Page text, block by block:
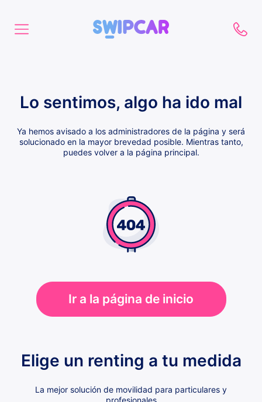
Lo sentimos, algo ha ido mal
Ya hemos avisado a los administradores de la página y será
solucionado en la mayor brevedad posible. Mientras tanto,
puedes volver a la página principal.
Ir a la página de inicio
Elige un renting a tu medida
La mejor solución de movilidad para particulares y
profesionales